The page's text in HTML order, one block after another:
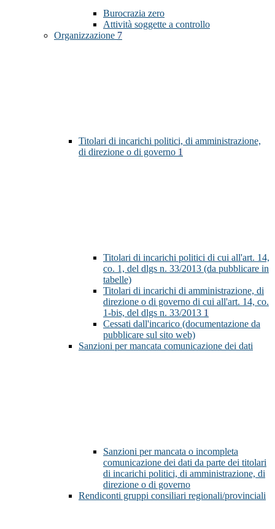
Burocrazia zero
Attività soggette a controllo
Organizzazione 7
Titolari di incarichi politici, di amministrazione,
di direzione o di governo 1
Titolari di incarichi politici di cui all'art. 14,
co. 1, del dlgs n. 33/2013 (da pubblicare in
tabelle)
Titolari di incarichi di amministrazione, di
direzione o di governo di cui all'art. 14, co.
1-bis, del dlgs n. 33/2013 1
Cessati dall'incarico (documentazione da
pubblicare sul sito web)
Sanzioni per mancata comunicazione dei dati
Sanzioni per mancata o incompleta
comunicazione dei dati da parte dei titolari
di incarichi politici, di amministrazione, di
direzione o di governo
Rendiconti gruppi consiliari regionali/provinciali